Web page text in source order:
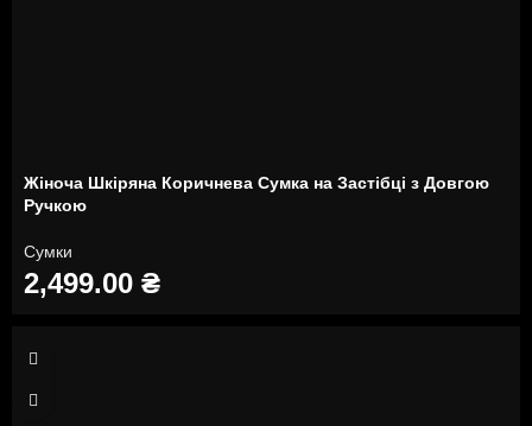
Жіноча Шкіряна Коричнева Сумка на Застібці з Довгою
Ручкою
Сумки
2,499.00 ₴